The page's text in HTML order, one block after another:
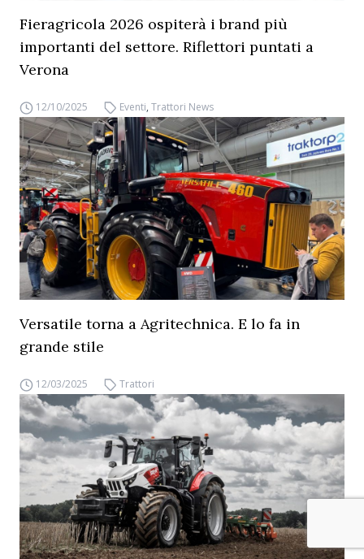
Fieragricola 2026 ospiterà i brand più
importanti del settore. Riflettori puntati a
Verona
12/10/2025 Eventi,Trattori News
Versatile torna a Agritechnica. E lo fa in
grande stile
12/03/2025 Trattori